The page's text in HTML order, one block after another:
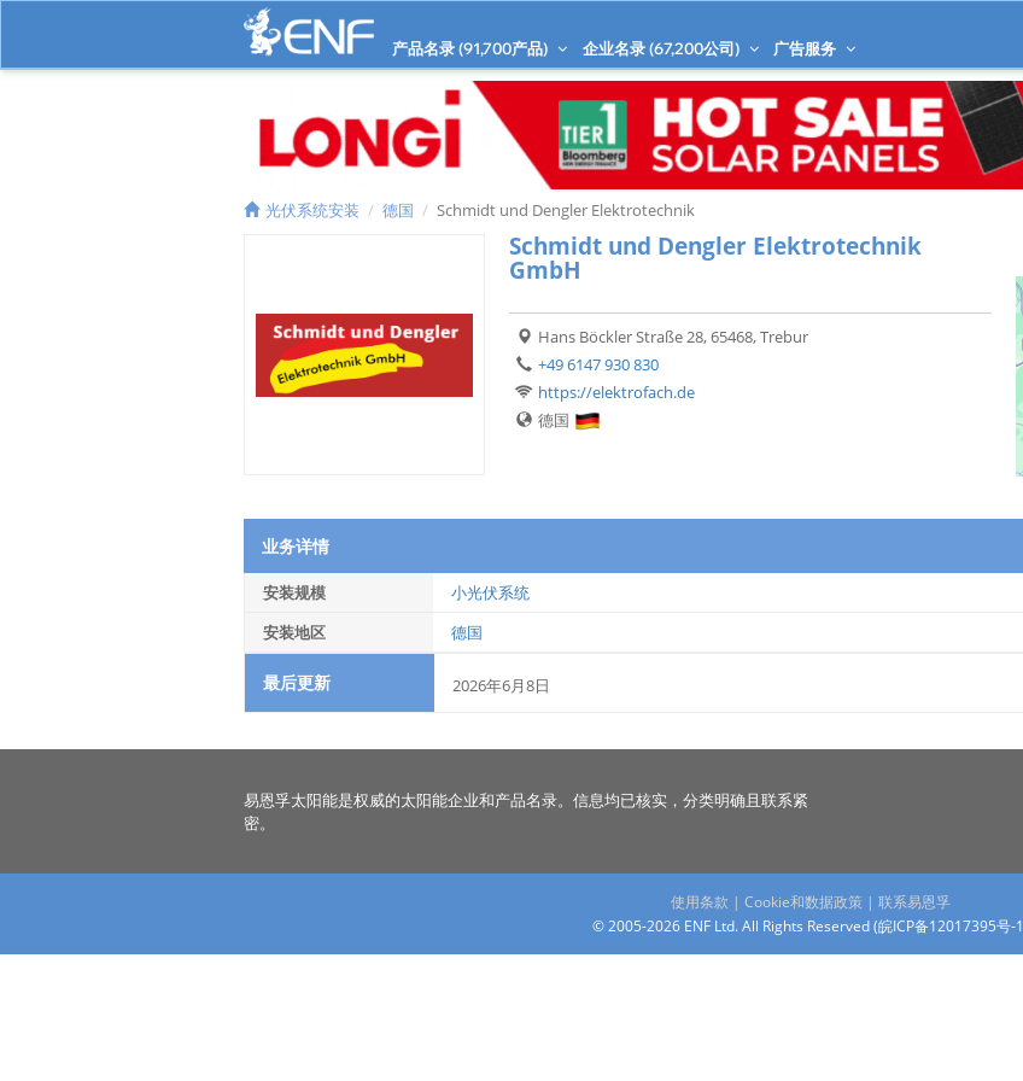
产品名录 (91,700产品) 企业名录 (67,200公司) 广告服务
光伏系统安装 德国 Schmidt und Dengler Elektrotechnik
Schmidt und Dengler Elektrotechnik
GmbH
Hans Böckler Straße 28, 65468, Trebur
+49 6147 930 830
https://elektrofach.de
德国
业务详情
安装规模
小光伏系统
安装地区
德国
最后更新 2026年6月8日
易恩孚太阳能是权威的太阳能企业和产品名录。信息均已核实，分类明确且联系紧
密。
使用条款 | Cookie和数据政策 | 联系易恩孚
© 2005-2026 ENF Ltd. All Rights Reserved (皖ICP备12017395号-1